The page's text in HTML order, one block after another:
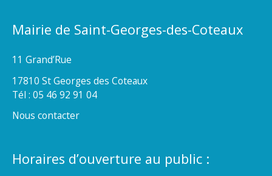
Mairie de Saint-Georges-des-Coteaux
11 Grand’Rue
17810 St Georges des Coteaux
Tél : 05 46 92 91 04
Nous contacter
Horaires d’ouverture au public :